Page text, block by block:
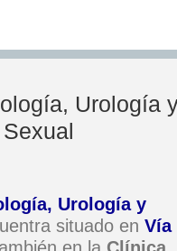
Urología
Urología y
situado en Vía